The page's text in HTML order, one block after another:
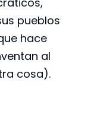
pueblos
hace
al
cosa).